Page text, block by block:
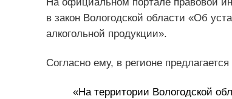
в закон Вологодской области «Об
алкогольной продукции».
Согласно ему, в регионе
«На территории Вологодской